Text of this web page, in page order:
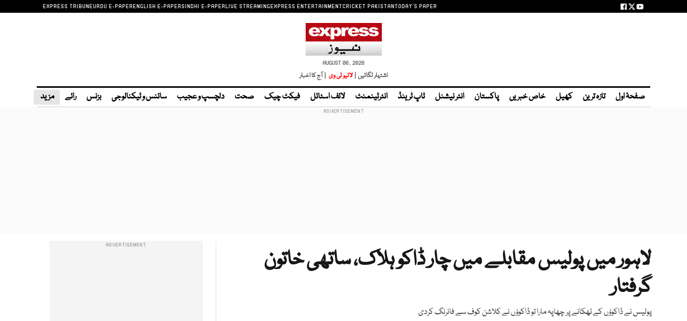
EXPRESS TRIBUNEURDU E-PAPERENGLISH E-PAPERSINDHI E-PAPERLIVE STREAMINGEXPRESS ENTERTAINMENTCRICKET PAKISTANTODAY'S PAPER
AUGUST 06, 2026
اشتہار لگائیں | لائیو ٹی وی | آج کا اخبار
صفحۂ اول تازہ ترین کھیل خاص خبریں پاکستان انٹر نیشنل ٹاپ ٹرینڈ انٹرٹینمنٹ لائف اسٹائل فیکٹ چیک صحت دلچسپ و عجیب سائنس و ٹیکنالوجی بزنس رائے مزید
لاہور میں پولیس مقابلے میں چار ڈاکو ہلاک، ساتھی خاتون
گرفتار
پولیس نے ڈاکوؤں کے ٹھکانے پر چھاپہ مارا تو ڈاکوؤں نے کلاشن کوف سے فائرنگ کردی